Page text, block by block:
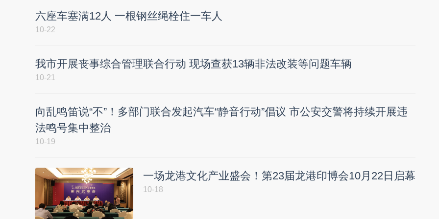
六座车塞满12人 一根钢丝绳栓住一车人
10-22
我市开展丧事综合管理联合行动 现场查获13辆非法改装等问题车辆
10-21
向乱鸣笛说“不”！多部门联合发起汽车“静音行动”倡议 市公安交警将持续开展违
法鸣号集中整治
10-19
一场龙港文化产业盛会！第23届龙港印博会10月22日启幕
10-18